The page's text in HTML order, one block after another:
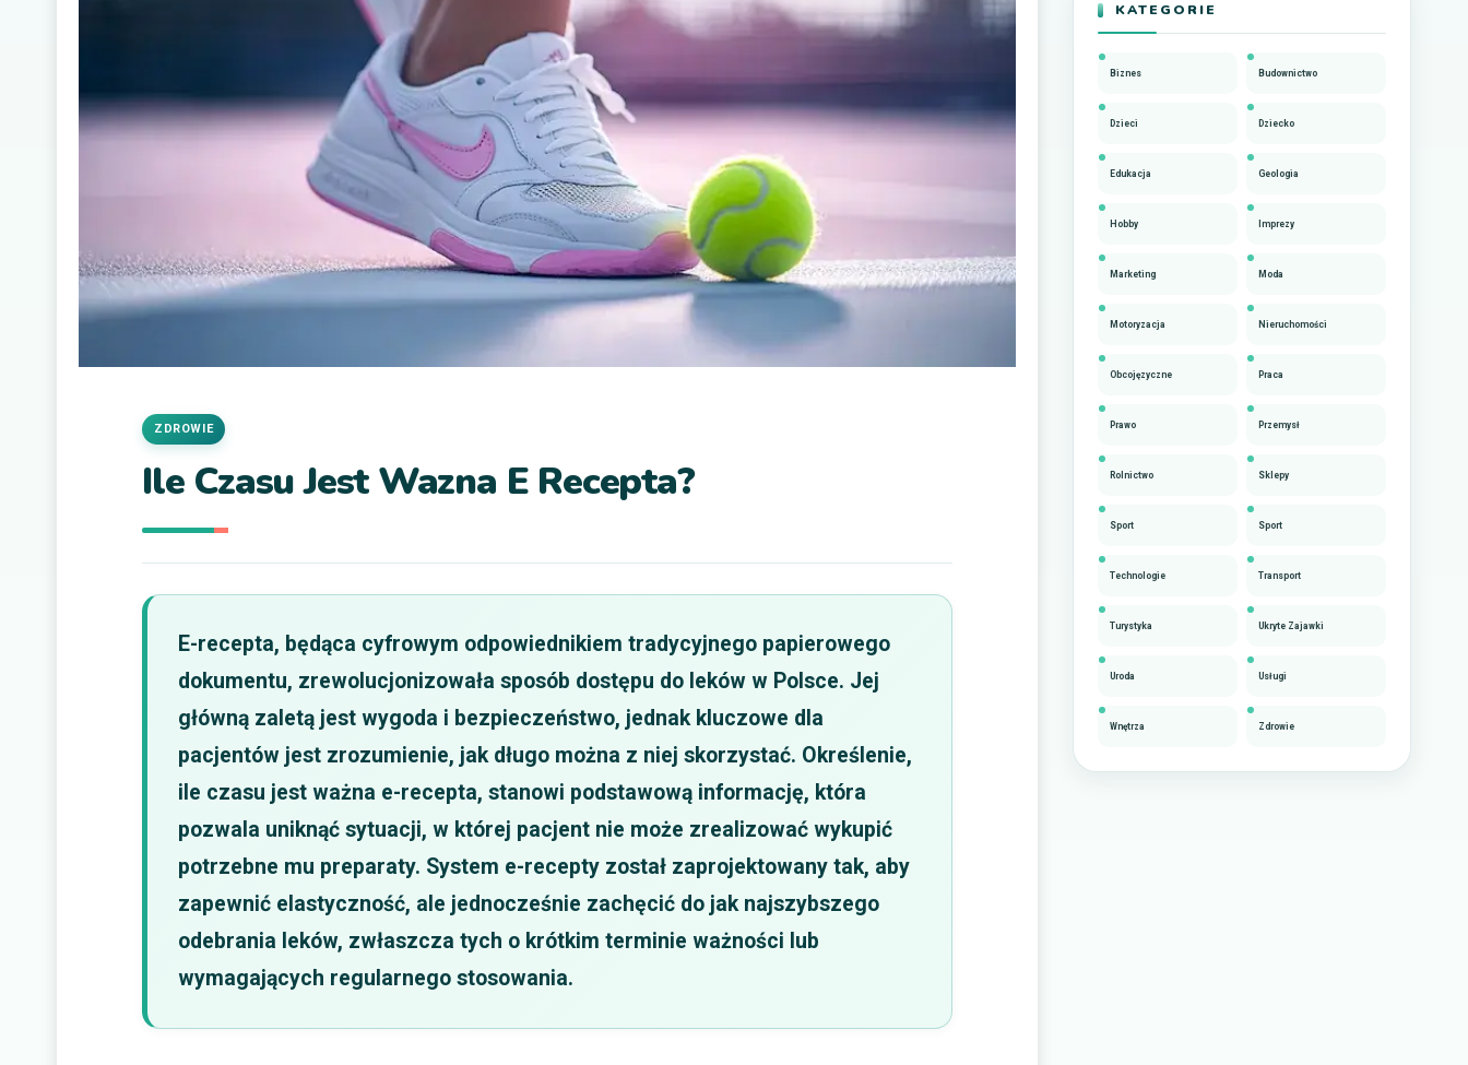
Ile Czasu Jest Wazna E Recepta?
ZDROWIE
E-recepta, będąca cyfrowym odpowiednikiem tradycyjnego papierowego
dokumentu, zrewolucjonizowała sposób dostępu do leków w Polsce. Jej
główną zaletą jest wygoda i bezpieczeństwo, jednak kluczowe dla
pacjentów jest zrozumienie, jak długo można z niej skorzystać. Określenie,
ile czasu jest ważna e-recepta, stanowi podstawową informację, która
pozwala uniknąć sytuacji, w której pacjent nie może zrealizować wykupić
potrzebne mu preparaty. System e-recepty został zaprojektowany tak, aby
zapewnić elastyczność, ale jednocześnie zachęcić do jak najszybszego
odebrania leków, zwłaszcza tych o krótkim terminie ważności lub
wymagających regularnego stosowania.
KATEGORIE
Biznes Budownictwo
Dzieci Dziecko
Edukacja Geologia
Hobby Imprezy
Marketing Moda
Motoryzacja Nieruchomości
Obcojęzyczne Praca
Prawo Przemysł
Rolnictwo Sklepy
Sport Sport
Technologie Transport
Turystyka Ukryte Zajawki
Uroda Usługi
Wnętrza Zdrowie